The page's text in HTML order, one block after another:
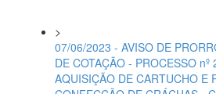
>
07/06/2023 - AVISO DE
DE COTAÇÃO - PROCESSO
AQUISIÇÃO DE CARTUCHO E